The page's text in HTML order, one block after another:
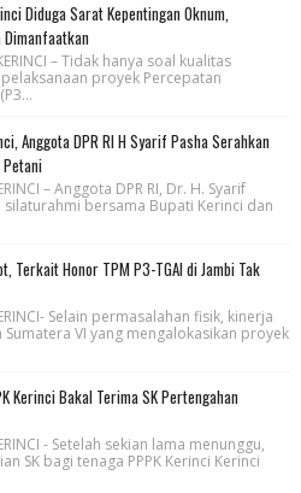
Diduga Sarat Kepentingan Oknum,
– Tidak hanya soal kualitas
proyek Percepatan
Anggota DPR RI H Syarif Pasha Serahkan
– Anggota DPR RI, Dr. H. Syarif
silaturahmi bersama Bupati Kerinci dan
Terkait Honor TPM P3-TGAI di Jambi Tak
Selain permasalahan fisik, kinerja
Sumatera VI yang mengalokasikan proyek
Kerinci Bakal Terima SK Pertengahan
- Setelah sekian lama menunggu,
SK bagi tenaga PPPK Kerinci Kerinci